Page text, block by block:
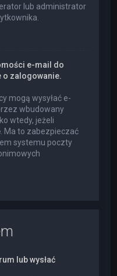
lub administrator
e-mail do
o zalogowanie.
mogą wysyłać e-
wbudowany
wtedy, jeżeli
Ma to zabezpieczać
systemu poczty
lub wysłać